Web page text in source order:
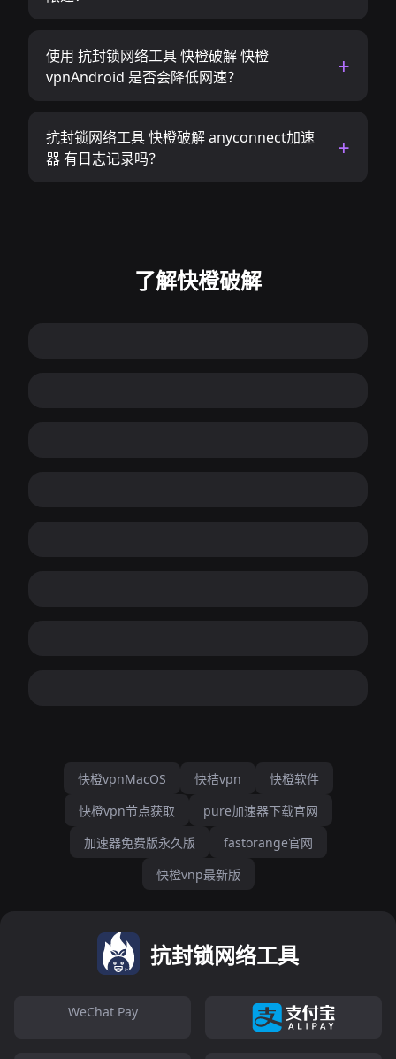
使用 抗封锁网络工具 快橙破解 快橙
vpnAndroid 是否会降低网速？
抗封锁网络工具 快橙破解 anyconnect加速
器 有日志记录吗？
了解快橙破解
快橙vpnMacOS 快桔vpn
快橙软件
快橙vpn节点获取
pure加速器下载官网
加速器免费版永久版
fastorange官网
快橙vnp最新版
抗封锁网络工具
WeChat Pay